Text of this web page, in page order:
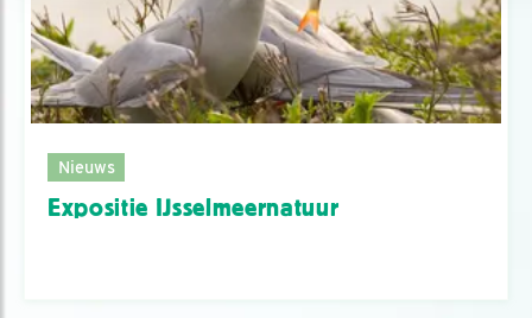
Nieuws
Expositie IJsselmeernatuur